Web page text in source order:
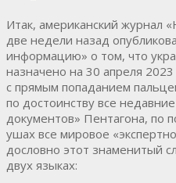
Итак, американский журнал
две недели назад
информацию» о том, что
назначено на 30 апреля
с прямым попаданием
по достоинству все
документов» Пентагона, по
ушах все мировое
дословно этот знаменитый
двух языках: